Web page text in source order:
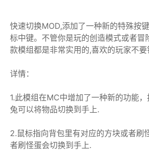
快速切换MOD,添加了一种新的特殊按
标中键。不管你是玩的创造模式或者冒
款模组都是非常实用的,喜欢的玩家不要
详情：
1.此模组在MC中增加了一种新的功能
兔可以将物品切换到手上.
2.鼠标指向背包里有对应的方块或者刷
者刷怪蛋会切换到手上.